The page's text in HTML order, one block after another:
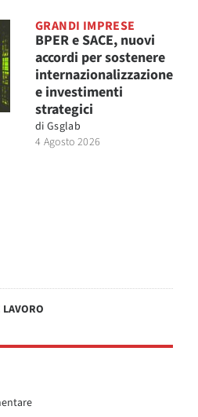
GRANDI IMPRESE
BPER e SACE, nuovi
accordi per sostenere
internazionalizzazione
e investimenti
strategici
di Gsglab
4 Agosto 2026
LAVORO